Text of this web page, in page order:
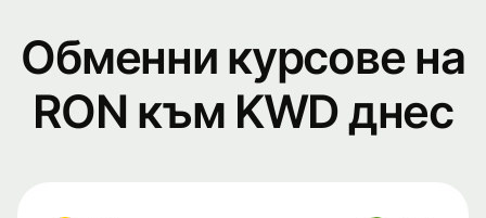
Обменни курсове на
RON към KWD днес